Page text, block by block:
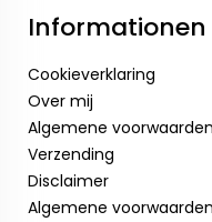
Informationen
Cookieverklaring
Over mij
Algemene
Verzending
Disclaimer
Algemene